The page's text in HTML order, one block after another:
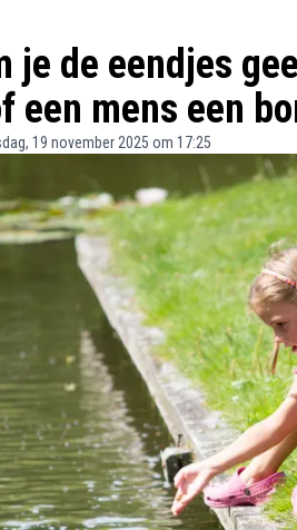
je de eendjes
een mens een
19 november 2025 om 17:25